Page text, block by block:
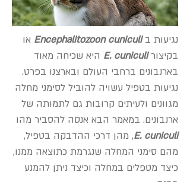
נגיעות בEncephalitozoon cuniculi או
בקיצורE. cuniculi
היא שכיחה מאוד
בארנבונים ברחבי העולם ובארצנו בפרט.
נגיעות בטפיל עשויה להוביל לסימני מחלה
מגוונים ולעיתים קרובות גם לתמותה של
ארנבונים. במאמר הבא אנסה להסביר מהו
E. cuniculi, מהן דרכי ההדבקה בטפיל,
מהם סימני המחלה שנגרמת כתוצאה ממנו,
כיצד מטפלים במחלה וכיצד ניתן להמנע